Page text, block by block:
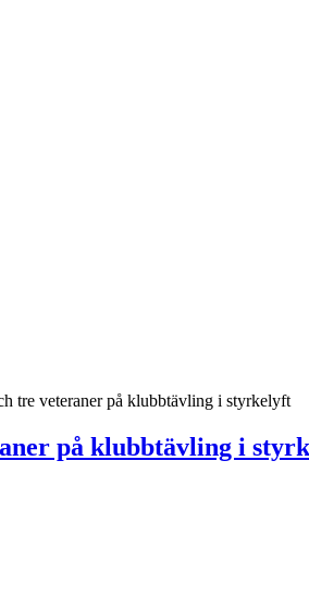
tre veteraner på klubbtävling i styrkelyft
på klubbtävling i